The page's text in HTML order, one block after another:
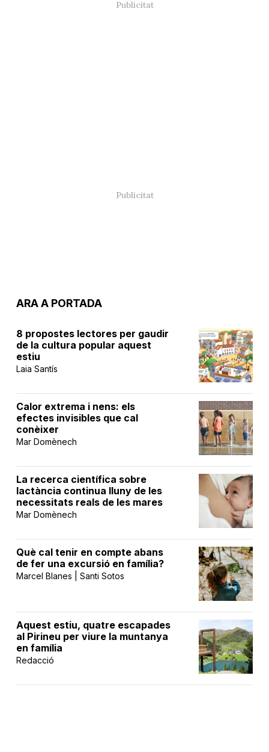
ARA A PORTADA
8 propostes lectores per gaudir
de la cultura popular aquest
estiu
Laia Santís
Calor extrema i nens: els
efectes invisibles que cal
conèixer
Mar Domènech
La recerca científica sobre
lactància continua lluny de les
necessitats reals de les mares
Mar Domènech
Què cal tenir en compte abans
de fer una excursió en família?
Marcel Blanes | Santi Sotos
Aquest estiu, quatre escapades
al Pirineu per viure la muntanya
en família
Redacció